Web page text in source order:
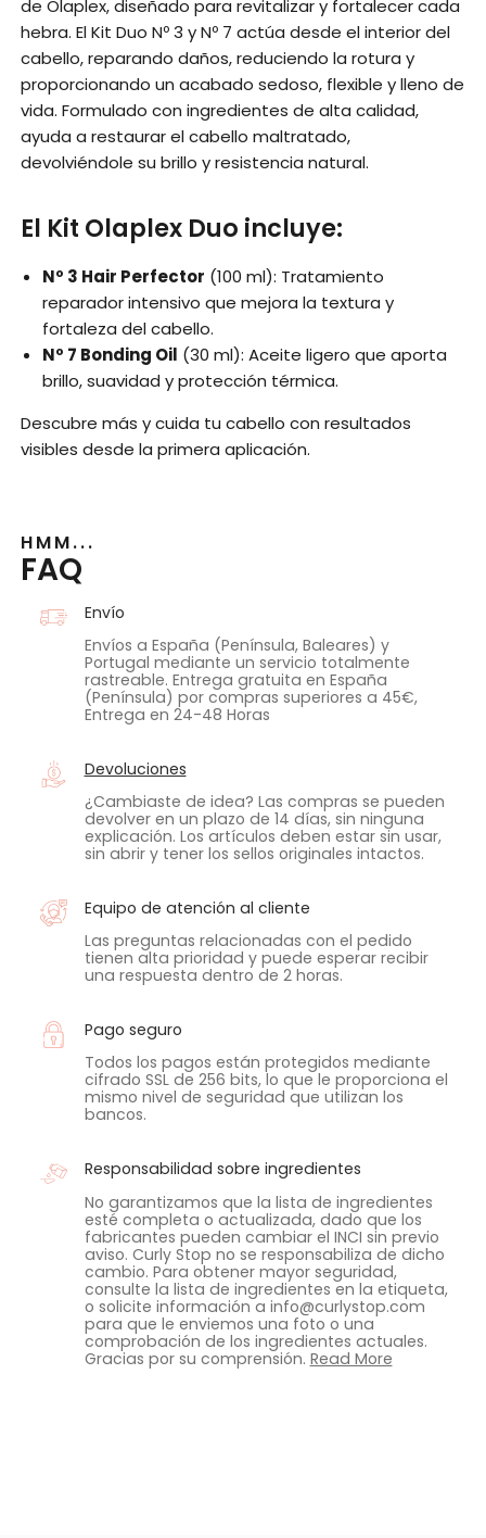
de Olaplex, diseñado para revitalizar y fortalecer cada
hebra. El Kit Duo Nº 3 y Nº 7 actúa desde el interior del
cabello, reparando daños, reduciendo la rotura y
proporcionando un acabado sedoso, flexible y lleno de
vida. Formulado con ingredientes de alta calidad,
ayuda a restaurar el cabello maltratado,
devolviéndole su brillo y resistencia natural.
El Kit Olaplex Duo incluye:
Nº 3 Hair Perfector (100 ml): Tratamiento
reparador intensivo que mejora la textura y
fortaleza del cabello.
Nº 7 Bonding Oil (30 ml): Aceite ligero que aporta
brillo, suavidad y protección térmica.
Descubre más y cuida tu cabello con resultados
visibles desde la primera aplicación.
HMM...
FAQ
Envío
Envíos a España (Península, Baleares) y
Portugal mediante un servicio totalmente
rastreable. Entrega gratuita en España
(Península) por compras superiores a 45€,
Entrega en 24-48 Horas
Devoluciones
¿Cambiaste de idea? Las compras se pueden
devolver en un plazo de 14 días, sin ninguna
explicación. Los artículos deben estar sin usar,
sin abrir y tener los sellos originales intactos.
Equipo de atención al cliente
Las preguntas relacionadas con el pedido
tienen alta prioridad y puede esperar recibir
una respuesta dentro de 2 horas.
Pago seguro
Todos los pagos están protegidos mediante
cifrado SSL de 256 bits, lo que le proporciona el
mismo nivel de seguridad que utilizan los
bancos.
Responsabilidad sobre ingredientes
No garantizamos que la lista de ingredientes
esté completa o actualizada, dado que los
fabricantes pueden cambiar el INCI sin previo
aviso. Curly Stop no se responsabiliza de dicho
cambio. Para obtener mayor seguridad,
consulte la lista de ingredientes en la etiqueta,
o solicite información a info@curlystop.com
para que le enviemos una foto o una
comprobación de los ingredientes actuales.
Gracias por su comprensión. Read More